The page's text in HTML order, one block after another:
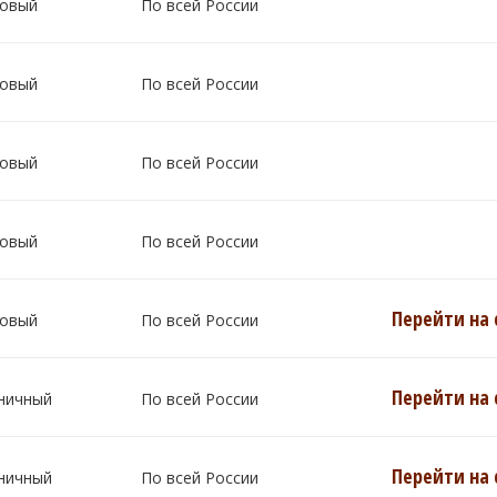
По всей России
По всей России
По всей России
По всей России
По всей России Перейти на
По всей России Перейти на
По всей России Перейти на